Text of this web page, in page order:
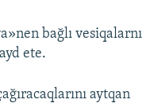
bağlı vesiqalarnı
ete.
aytqan